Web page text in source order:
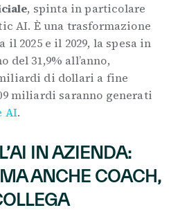
, spinta in particolare
AI. È una trasformazione
2025 e il 2029, la spesa in
del 31,9% all’anno,
di dollari a fine
miliardi saranno generati
AI.
IN AZIENDA:
ANCHE COACH,